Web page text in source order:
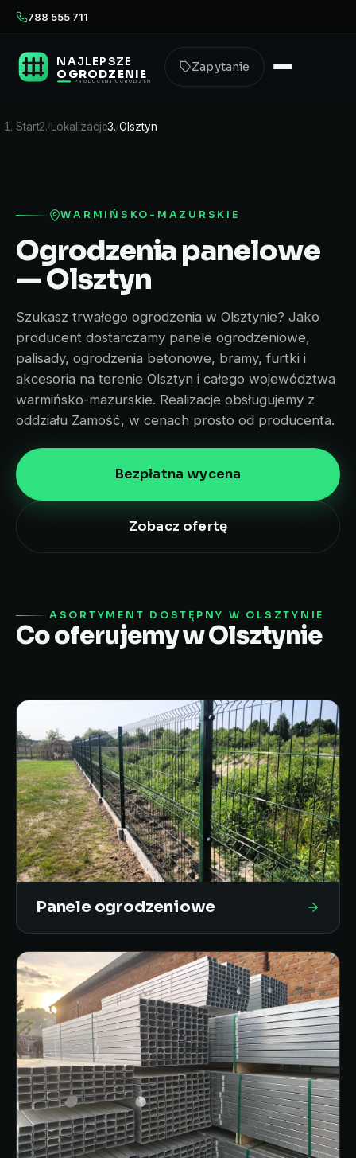
788 555 711
NAJLEPSZE
OGRODZENIE
PRODUCENT OGRODZEŃ
Zapytanie
Start Lokalizacje Olsztyn
WARMIŃSKO-MAZURSKIE
Ogrodzenia panelowe
— Olsztyn
Szukasz trwałego ogrodzenia w Olsztynie? Jako
producent dostarczamy panele ogrodzeniowe,
palisady, ogrodzenia betonowe, bramy, furtki i
akcesoria na terenie Olsztyn i całego województwa
warmińsko-mazurskie. Realizacje obsługujemy z
oddziału Zamość, w cenach prosto od producenta.
Bezpłatna wycena
Zobacz ofertę
ASORTYMENT DOSTĘPNY W OLSZTYNIE
Co oferujemy w Olsztynie
Panele ogrodzeniowe